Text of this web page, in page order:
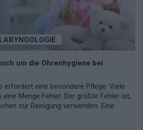
um die Ohrenhygiene bei
erfordert eine besondere Pflege. Viele
eine Menge Fehler. Der größte Fehler ist,
zur Reinigung verwenden. Eine